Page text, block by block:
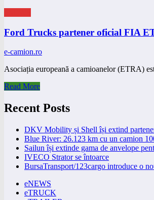
Ford Trucks partener oficial FIA
e-camion.ro
Asociația europeană a camioanelor (ETRA)
Read More
Recent Posts
DKV Mobility și Shell își extind
Blue River: 26.123 km cu un camion
Sailun își extinde gama de anvelope
IVECO Strator se întoarce
BursaTransport/123cargo introduce o
eNEWS
eTRUCK